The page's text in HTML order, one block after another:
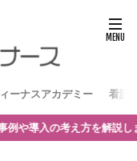
ーナスアカデミー 看護
説します。参加は無料で